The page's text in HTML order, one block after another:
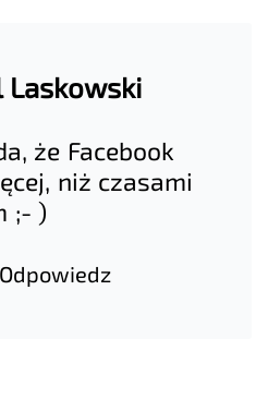
Laskowski
że Facebook
niż czasami
;- )
Odpowiedz